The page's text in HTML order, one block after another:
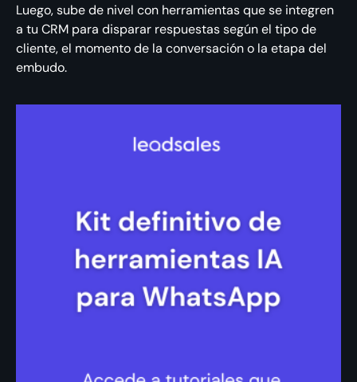
Luego, sube de nivel con herramientas que se integren
a tu CRM para disparar respuestas según el tipo de
cliente, el momento de la conversación o la etapa del
embudo.